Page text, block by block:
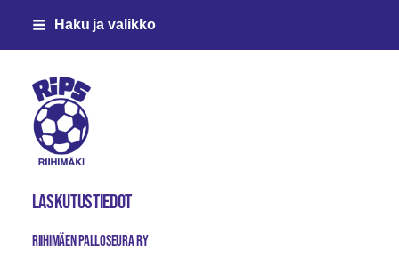
Siirry
Haku ja valikko
Riihimäen Palloseura ry
Laskutustiedot
Riihimäen Palloseura ry